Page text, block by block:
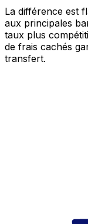
La différence est
aux principales
taux plus
de frais cachés
transfert.